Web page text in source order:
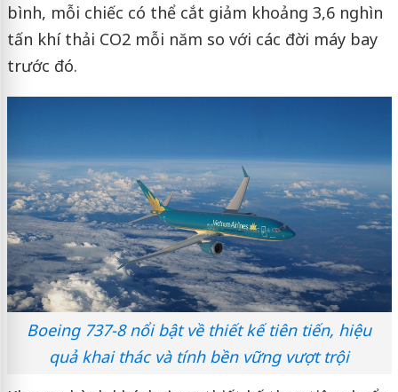
bình, mỗi chiếc có thể cắt giảm khoảng 3,6 nghìn
tấn khí thải CO2 mỗi năm so với các đời máy bay
trước đó.
Boeing 737-8 nổi bật về thiết kế tiên tiến, hiệu
quả khai thác và tính bền vững vượt trội